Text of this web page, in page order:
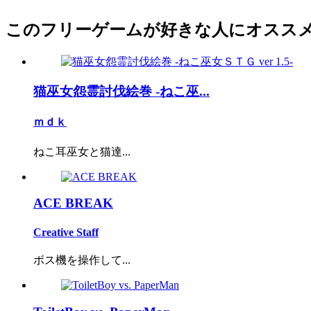
このフリーゲームが好きな人にオスス
猫巫女怨霊討伐絵巻 -ねこ巫...
ｍｄｋ
ねこ耳巫女と猫達...
ACE BREAK
Creative Staff
ボス機を操作して...